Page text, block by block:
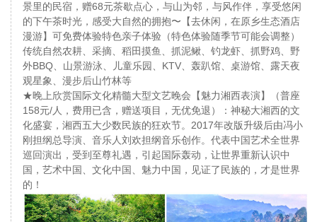
景里的民宿，赠68元茶歇点心，与⼭为邻，与⻛作伴，享受悠闲
的下午茶时光，感受⼤⾃然的拥抱〜【去休闲，在原乡⽣态酒店
漫游】可免费体验特⾊亲⼦体验（特⾊体验随季节可能会调整）
传统⾃然农耕、采摘、稻⽥摸⻥、抓泥鳅、钓⻰虾、抓野鸡、野
外BBQ、⼭景游泳、⼉童乐园、KTV、轰趴馆、桌游馆、露天夜
观星象、漫步后⼭⽵林等
★晚上欣赏国际文化精髓大型文艺晚会【魅力湘西表演】（普座
158元/人，费用已含，赠送项目，无优免退）：神秘大湘西的文
化盛宴，湘西五大少数民族的狂欢节。2017年改版升级后由冯小
刚担纲总导演、音乐人刘欢担纲音乐创作。代表中国艺术全世界
巡回演出，受到至尊礼遇，引起国际轰动，让世界重新认识中
国，艺术中国、文化中国、魅力中国，见证了民族的，才是世界
的！